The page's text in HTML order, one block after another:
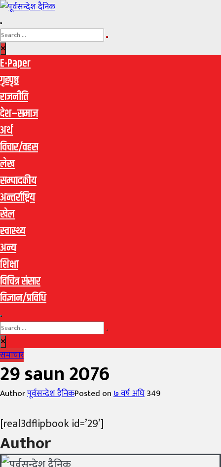
E-Paper
गृहपृष्ठ
राजनीति
देश–समाज
अर्थ
विचार/वहस
लेख
सम्पादकीय
अन्तर्राष्ट्रिय
खेल
स्वास्थ्य
अन्य
शिक्षा
विचित्र संसार
विज्ञान/प्रविधि
समाचार
29 saun 2076
Authorपूर्वसन्देश दैनिकPosted on७ वर्ष अघि349
[real3dflipbook id=’29’]
Author